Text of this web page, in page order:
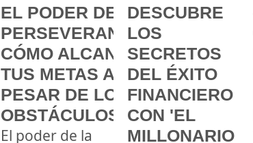
EL PODER DE LA
PERSEVERANCIA:
CÓMO ALCANZAR
TUS METAS A
PESAR DE LOS
OBSTÁCULOS
El poder de la
DESCUBRE
LOS
SECRETOS
DEL ÉXITO
FINANCIERO
CON 'EL
MILLONARIO